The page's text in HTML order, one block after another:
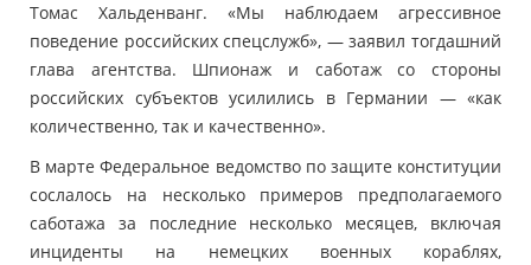
Томас Хальденванг. «Мы наблюдаем агрессивное
поведение российских спецслужб», — заявил тогдашний
глава агентства. Шпионаж и саботаж со стороны
российских субъектов усилились в Германии — «как
количественно, так и качественно».
В марте Федеральное ведомство по защите конституции
сослалось на несколько примеров предполагаемого
саботажа за последние несколько месяцев, включая
инциденты на немецких военных кораблях,